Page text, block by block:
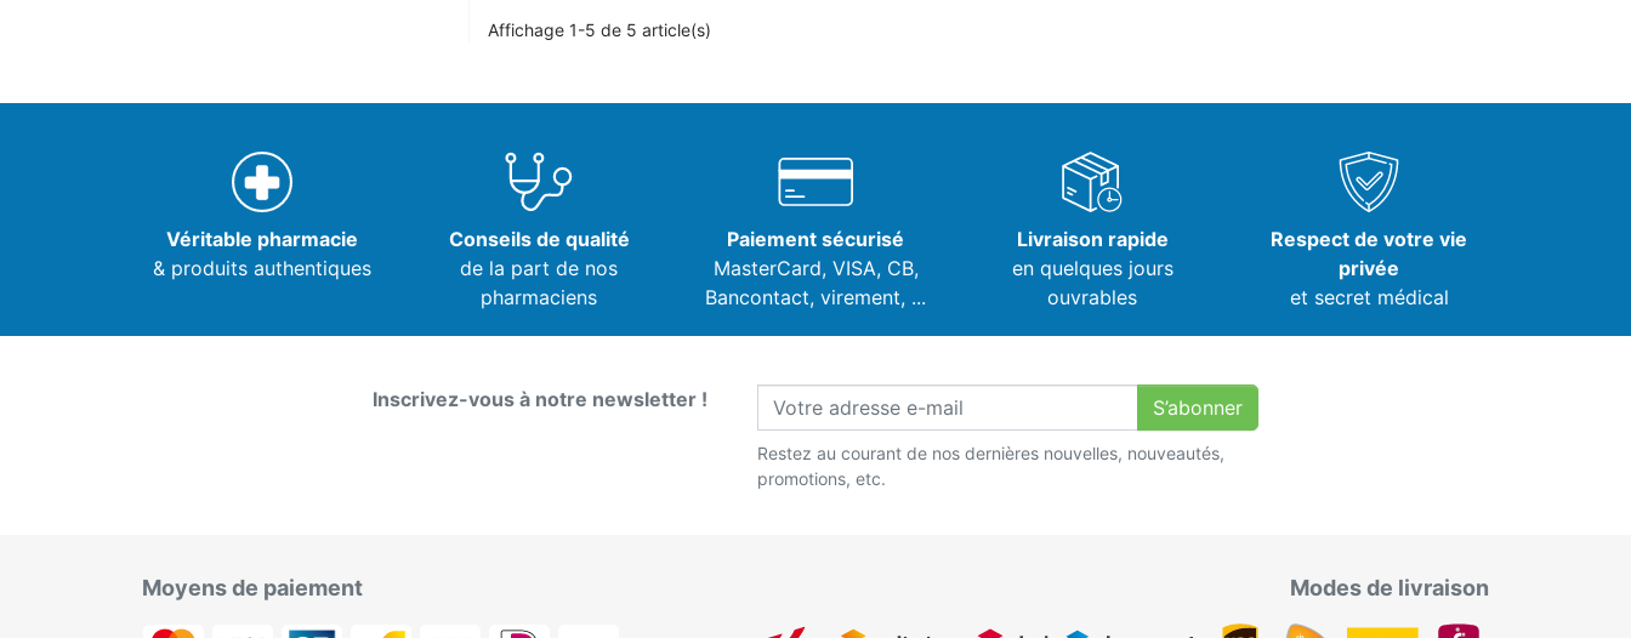
Affichage 1-5 de 5 article(s)
Véritable pharmacie
& produits authentiques
Conseils de qualité
de la part de nos
pharmaciens
Paiement sécurisé
MasterCard, VISA, CB,
Bancontact, virement, ...
Livraison rapide
en quelques jours
ouvrables
Respect de votre vie
privée
et secret médical
Inscrivez-vous à notre newsletter ! S’abonner
Restez au courant de nos dernières nouvelles, nouveautés,
promotions, etc.
Moyens de paiement Modes de livraison